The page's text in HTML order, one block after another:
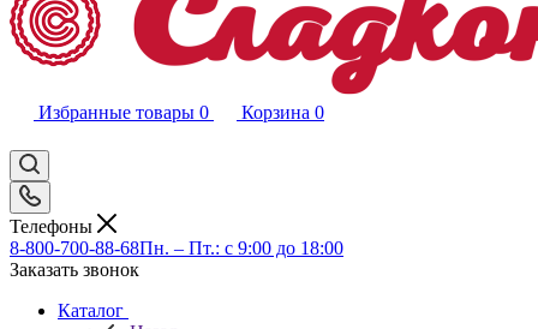
Избранные товары 0 Корзина 0
Телефоны
8-800-700-88-68Пн. – Пт.: с 9:00 до 18:00
Заказать звонок
Каталог